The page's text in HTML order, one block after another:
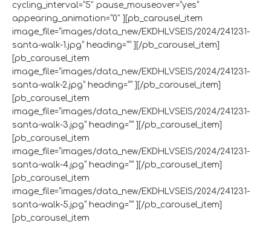
cycling_interval=”5″ pause_mouseover=”yes”
appearing_animation=”0″ ][pb_carousel_item
image_file=”images/data_new/EKDHLVSEIS/2024/241231-
santa-walk-1.jpg” heading=”” ][/pb_carousel_item]
[pb_carousel_item
image_file=”images/data_new/EKDHLVSEIS/2024/241231-
santa-walk-2.jpg” heading=”” ][/pb_carousel_item]
[pb_carousel_item
image_file=”images/data_new/EKDHLVSEIS/2024/241231-
santa-walk-3.jpg” heading=”” ][/pb_carousel_item]
[pb_carousel_item
image_file=”images/data_new/EKDHLVSEIS/2024/241231-
santa-walk-4.jpg” heading=”” ][/pb_carousel_item]
[pb_carousel_item
image_file=”images/data_new/EKDHLVSEIS/2024/241231-
santa-walk-5.jpg” heading=”” ][/pb_carousel_item]
[pb_carousel_item